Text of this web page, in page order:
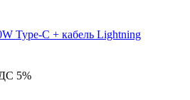
5%